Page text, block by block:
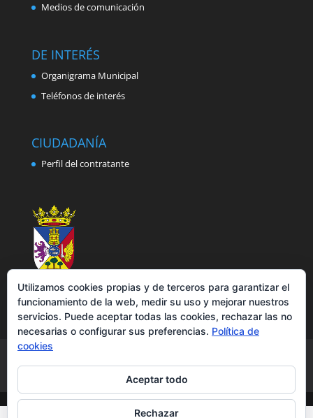
Medios de comunicación
DE INTERÉS
Organigrama Municipal
Teléfonos de interés
CIUDADANÍA
Perfil del contratante
Política de cookies
Accesibilidad
Utilizamos cookies propias y de terceros para garantizar el
funcionamiento de la web, medir su uso y mejorar nuestros
servicios. Puede aceptar todas las cookies, rechazar las no
necesarias o configurar sus preferencias. Política de
cookies
Aceptar todo
Rechazar